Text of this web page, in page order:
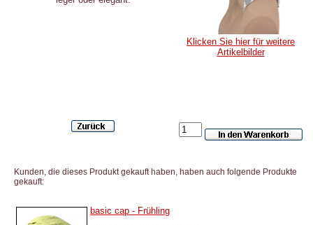
Klicken Sie hier für weitere
Artikelbilder
Kunden, die dieses Produkt gekauft haben, haben auch folgende Produkte
gekauft:
basic cap - Frühling